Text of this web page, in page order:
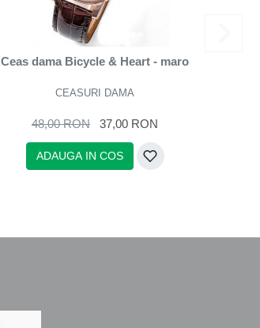
Ceas dama Bicycle & Heart - maro
CEASURI DAMA
48,00 RON 37,00 RON
ADAUGA IN COS